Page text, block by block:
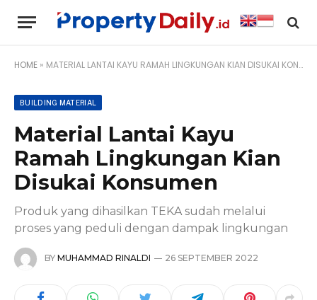
HOME » MATERIAL LANTAI KAYU RAMAH LINGKUNGAN KIAN DISUKAI KONSUMEN
BUILDING MATERIAL
Material Lantai Kayu
Ramah Lingkungan Kian
Disukai Konsumen
Produk yang dihasilkan TEKA sudah melalui
proses yang peduli dengan dampak lingkungan
BY MUHAMMAD RINALDI 26 SEPTEMBER 2022